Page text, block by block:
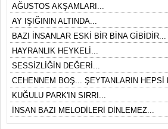
AĞUSTOS AKŞAMLARI...
AY IŞIĞININ ALTINDA...
BAZI İNSANLAR ESKİ BİR BİNA GİBİDİR...
HAYRANLIK HEYKELİ...
SESSİZLİĞİN DEĞERİ...
CEHENNEM BOŞ... ŞEYTANLARIN HEPSİ
KUĞULU PARK'IN SIRRI...
İNSAN BAZI MELODİLERİ DİNLEMEZ...